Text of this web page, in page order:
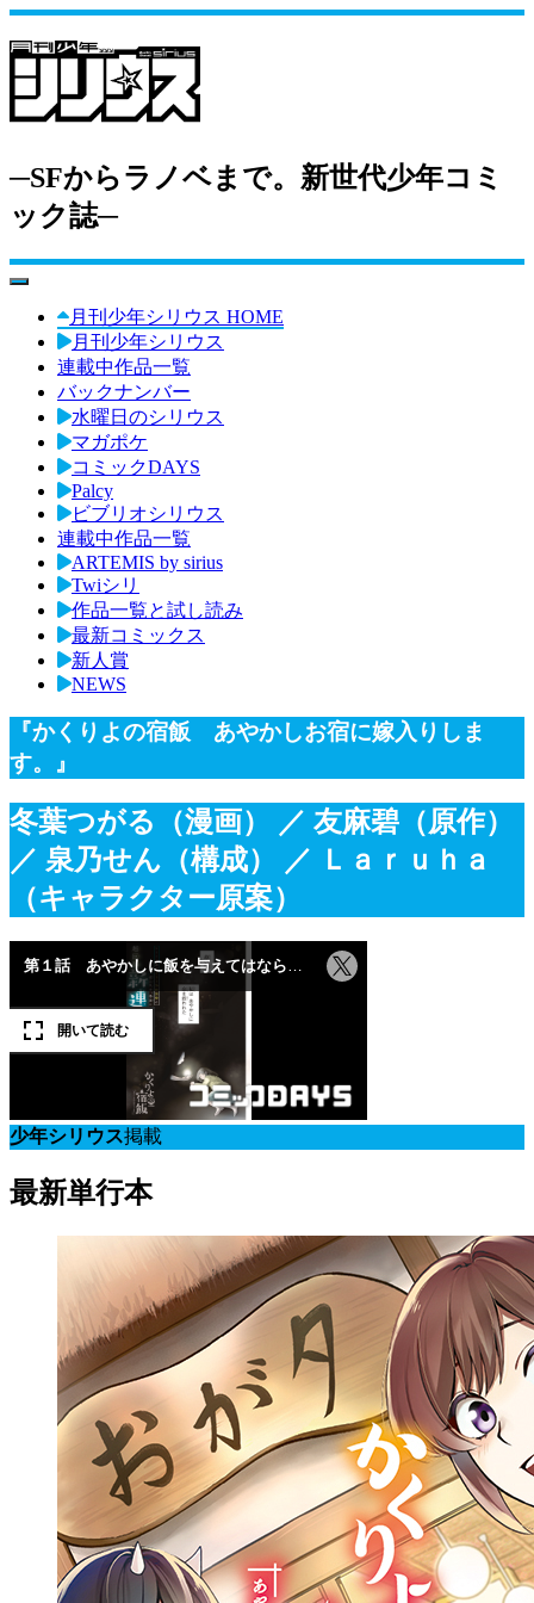
─SFからラノベまで。新世代少年コミ
ック誌─
toggle navigation
月刊少年シリウス HOME
月刊少年シリウス
連載中作品一覧
バックナンバー
水曜日のシリウス
マガポケ
コミックDAYS
Palcy
ビブリオシリウス
連載中作品一覧
ARTEMIS by sirius
Twiシリ
作品一覧と試し読み
最新コミックス
新人賞
NEWS
『かくりよの宿飯 あやかしお宿に嫁入りしま
す。』
冬葉つがる（漫画）
／ 友麻碧（原作）
／ 泉乃せん（構成）
／ Ｌａｒｕｈａ
（キャラクター原案）
少年シリウス掲載
最新単行本